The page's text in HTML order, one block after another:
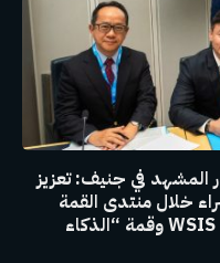
المشهد في جنيف: تعزيز
خلال منتدى القمة
العالمية لمجتمع المعلومات WSIS 2026 وقمة “الذكاء